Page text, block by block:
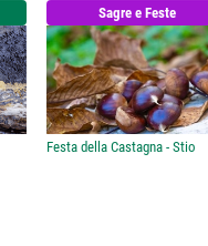
Sagre e Feste
Festa della Castagna - Stio